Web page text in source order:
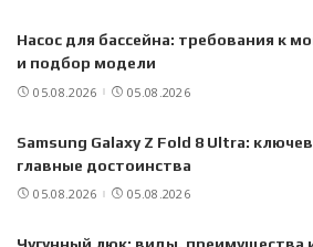
Насос для бассейна: требования к
и подбор модели
05.08.2026 05.08.2026
Samsung Galaxy Z Fold 8 Ultra:
главные достоинства
05.08.2026 05.08.2026